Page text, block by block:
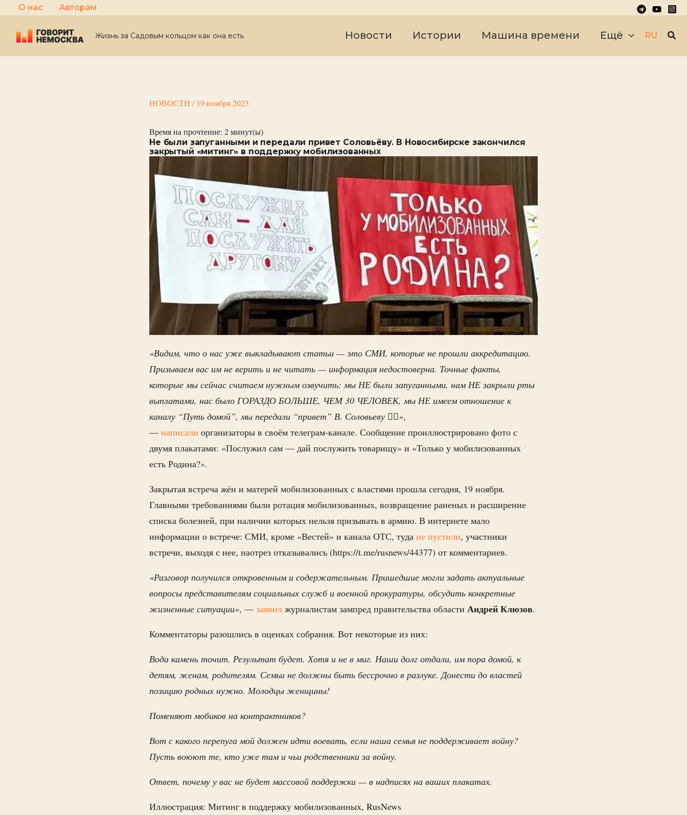
Перейти
к
содержимому
О нас Авторам
Жизнь за Садовым кольцом как она есть Новости Истории Машина времени Ещё RU
НОВОСТИ / 19 ноября 2023
Время на прочтение: 2минут(ы)
Не были запуганными и передали привет Соловьёву. В Новосибирске закончился
закрытый «митинг» в поддержку мобилизованных
«Видим, что о нас уже выкладывают статьи — это СМИ, которые не прошли аккредитацию.
Призываем вас им не верить и не читать — информация недостоверна. Точные факты,
которые мы сейчас считаем нужным озвучить: мы НЕ были запуганными, нам НЕ закрыли рты
выплатами, нас было ГОРАЗДО БОЛЬШЕ, ЧЕМ 30 ЧЕЛОВЕК, мы НЕ имеем отношение к
каналу “Путь домой”, мы передали “привет” В. Соловьеву ✊🏼»,
— написали организаторы в своём телеграм-канале. Сообщение проиллюстрировано фото с
двумя плакатами: «Послужил сам — дай послужить товарищу» и «Только у мобилизованных
есть Родина?».
Закрытая встреча жён и матерей мобилизованных с властями прошла сегодня, 19 ноября.
Главными требованиями были ротация мобилизованных, возвращение раненых и расширение
списка болезней, при наличии которых нельзя призывать в армию. В интернете мало
информации о встрече: СМИ, кроме «Вестей» и канала ОТС, туда не пустили, участники
встречи, выходя с нее, наотрез отказывались (https://t.me/rusnews/44377) от комментариев.
«Разговор получился откровенным и содержательным. Пришедшие могли задать актуальные
вопросы представителям социальных служб и военной прокуратуры, обсудить конкретные
жизненные ситуации», — заявил журналистам зампред правительства области Андрей Клюзов.
Комментаторы разошлись в оценках собрания. Вот некоторые из них:
Вода камень точит. Результат будет. Хотя и не в миг. Наши долг отдали, им пора домой, к
детям, женам, родителям. Семьи не должны быть бессрочно в разлуке. Донести до властей
позицию родных нужно. Молодцы женщины!
Поменяют мобиков на контрактников?
Вот с какого перепуга мой должен идти воевать, если наша семья не поддерживает войну?
Пусть воюют те, кто уже там и чьи родственники за войну.
Ответ, почему у вас не будет массовой поддержки — в надписях на ваших плакатах.
Иллюстрация: Митинг в поддержку мобилизованных, RusNews